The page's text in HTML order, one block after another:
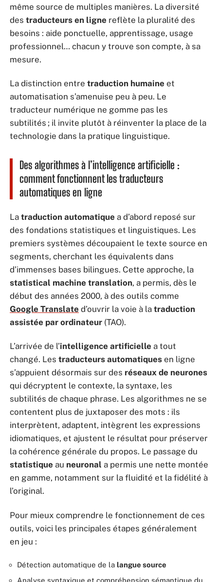
même source de multiples manières. La diversité
des traducteurs en ligne reflète la pluralité des
besoins : aide ponctuelle, apprentissage, usage
professionnel… chacun y trouve son compte, à sa
mesure.
La distinction entre traduction humaine et
automatisation s’amenuise peu à peu. Le
traducteur numérique ne gomme pas les
subtilités ; il invite plutôt à réinventer la place de la
technologie dans la pratique linguistique.
Des algorithmes à l’intelligence artificielle :
comment fonctionnent les traducteurs
automatiques en ligne
La traduction automatique a d’abord reposé sur
des fondations statistiques et linguistiques. Les
premiers systèmes découpaient le texte source en
segments, cherchant les équivalents dans
d’immenses bases bilingues. Cette approche, la
statistical machine translation, a permis, dès le
début des années 2000, à des outils comme
Google Translate d’ouvrir la voie à la traduction
assistée par ordinateur (TAO).
L’arrivée de l’intelligence artificielle a tout
changé. Les traducteurs automatiques en ligne
s’appuient désormais sur des réseaux de neurones
qui décryptent le contexte, la syntaxe, les
subtilités de chaque phrase. Les algorithmes ne se
contentent plus de juxtaposer des mots : ils
interprètent, adaptent, intègrent les expressions
idiomatiques, et ajustent le résultat pour préserver
la cohérence générale du propos. Le passage du
statistique au neuronal a permis une nette montée
en gamme, notamment sur la fluidité et la fidélité à
l’original.
Pour mieux comprendre le fonctionnement de ces
outils, voici les principales étapes généralement
en jeu :
Détection automatique de la langue source
Analyse syntaxique et compréhension sémantique du